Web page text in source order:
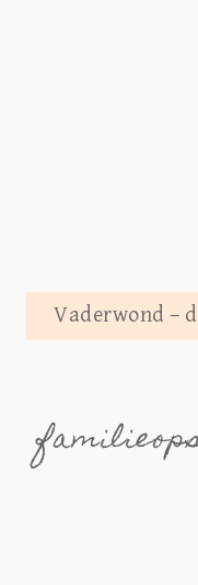
Vaderwond –